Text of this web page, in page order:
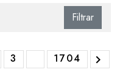
Filtrar
3 1704 